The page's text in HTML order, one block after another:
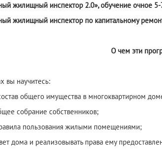
жилищный инспектор 2.0», обучение очное 5-
жилищный инспектор по капитальному
О чем эти
вы научитесь:
общего имущества в многоквартирном
собрание собственников;
пользования жилыми помещениями;
дома и реализовывать права ему